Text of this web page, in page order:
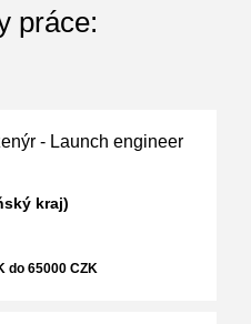
práce:
- Launch engineer
kraj)
do 65000 CZK